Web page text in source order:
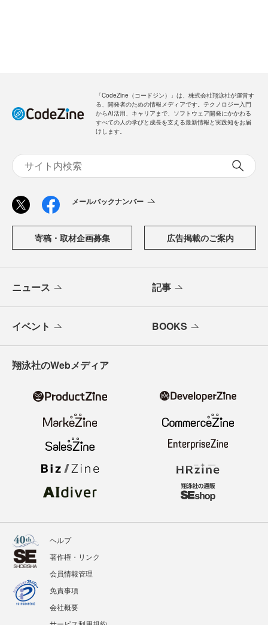
「CodeZine（コードジン）」は、株式会社翔泳社が運営す
る、開発者のための情報メディアです。テクノロジー入門
からAI活用、キャリアまで、ソフトウェア開発にかかわる
すべての人の学びと成長を支える最新情報と実践知をお届
けします。
メールバックナンバー
寄稿・取材企画募集 広告掲載のご案内
ニュース 記事
イベント BOOKS
翔泳社のWebメディア
ヘルプ
著作権・リンク
会員情報管理
免責事項
会社概要